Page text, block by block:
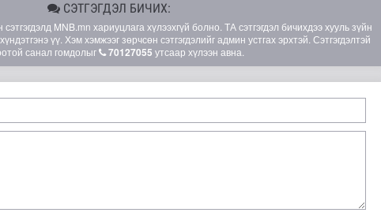
өв сан” тусгай үзэсгэлэн нээгдлээ
СЭТГЭГДЭЛ БИЧИХ:
MNB.mn хариуцлага хүлээхгүй болно. ТА сэтгэгдэл бичихдээ хууль зүйн
үү. Хэм хэмжээг зөрчсөн сэтгэгдэлийг админ устгах эрхтэй. Сэтгэгдэлтэй
санал гомдолыг
70127055 утсаар хүлээн авна.